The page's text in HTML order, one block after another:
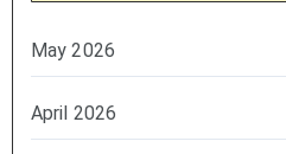
May 2026
April 2026